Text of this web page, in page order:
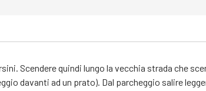
Scendere quindi lungo la vecchia strada che
davanti ad un prato). Dal parcheggio salire